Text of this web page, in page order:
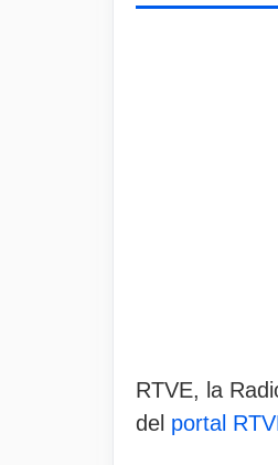
RTVE, la
del portal